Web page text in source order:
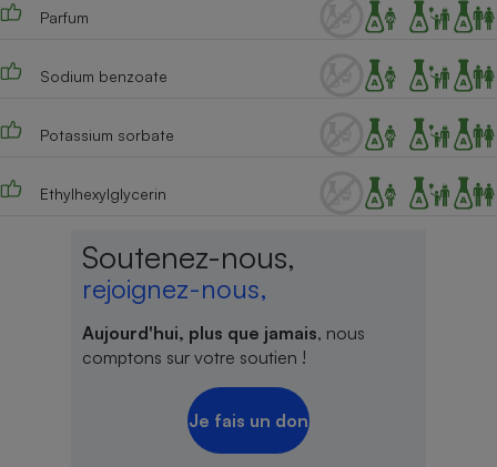
Parfum
Sodium benzoate
Potassium sorbate
Ethylhexylglycerin
Soutenez-nous,
rejoignez-nous,
Aujourd'hui, plus que jamais, nous
comptons sur votre soutien !
Je fais un don